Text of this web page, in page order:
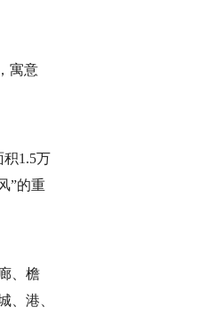
寓意
1.5万
”的重
、檐
、港、